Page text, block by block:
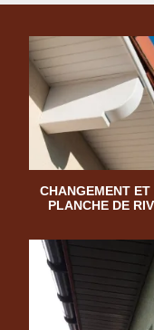
CHANGEMENT ET
PLANCHE DE